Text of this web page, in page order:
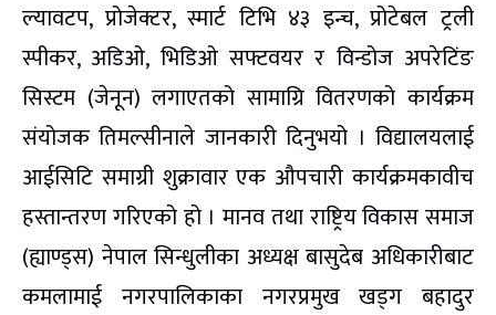
ल्यावटप, प्रोजेक्टर, स्मार्ट टिभि ४३ इन्च, प्रोटेबल ट्रली
स्पीकर, अडिओ, भिडिओ सफ्टवयर र विन्डोज अपरेटिंङ
सिस्टम (जेनून) लगाएतको सामाग्रि वितरणको कार्यक्रम
संयोजक तिमल्सीनाले जानकारी दिनुभयो । विद्यालयलाई
आईसिटि समाग्री शुक्रावार एक औपचारी कार्यक्रमकावीच
हस्तान्तरण गरिएको हो । मानव तथा राष्ट्रिय विकास समाज
(ह्याण्ड्स) नेपाल सिन्धुलीका अध्यक्ष बासुदेब अधिकारीबाट
कमलामाई नगरपालिकाका नगरप्रमुख खड्ग बहादुर